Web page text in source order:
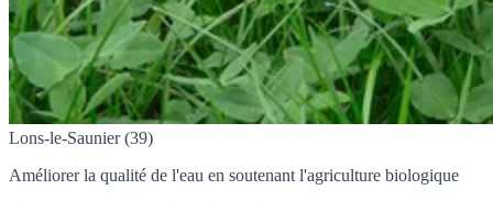
Lons-le-Saunier (39)
Améliorer la qualité de l'eau en soutenant l'agriculture biologique